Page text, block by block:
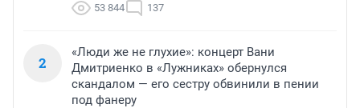
53 844 137
2
«Люди же не глухие»: концерт Вани
Дмитриенко в «Лужниках» обернулся
скандалом — его сестру обвинили в пении
под фанеру